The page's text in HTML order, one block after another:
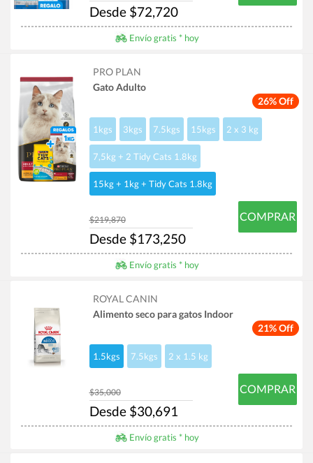
Desde $72,720
Envío gratis * hoy
26% Off
PRO PLAN
Gato Adulto
1kgs 3kgs 7.5kgs 15kgs 2 x 3 kg
7,5kg + 2 Tidy Cats 1.8kg
15kg + 1kg + Tidy Cats 1.8kg
$219,870
Desde $173,250
COMPRAR
Envío gratis * hoy
21% Off
ROYAL CANIN
Alimento seco para gatos Indoor
1.5kgs 7.5kgs 2 x 1.5 kg
$35,000
Desde $30,691
COMPRAR
Envío gratis * hoy